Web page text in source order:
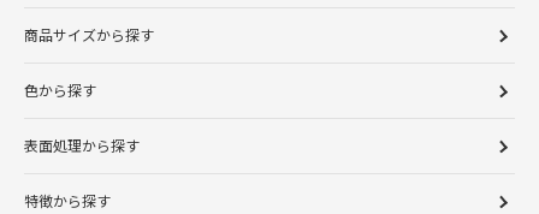
商品サイズから探す
色から探す
表面処理から探す
特徴から探す